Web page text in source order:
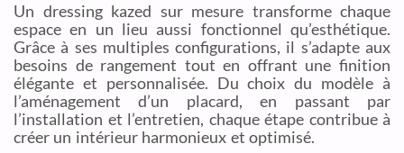
Un dressing kazed sur mesure transforme chaque
espace en un lieu aussi fonctionnel qu’esthétique.
Grâce à ses multiples configurations, il s’adapte aux
besoins de rangement tout en offrant une finition
élégante et personnalisée. Du choix du modèle à
l’aménagement d’un placard, en passant par
l’installation et l’entretien, chaque étape contribue à
créer un intérieur harmonieux et optimisé.